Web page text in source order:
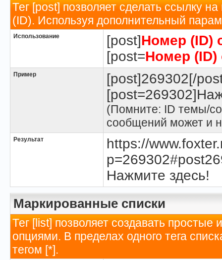
Тег [post] позволяет сделать ссылку
(ID). Используя дополнительный
Использование [post]Номер (ID)
[post=Номер
Пример
[post]269302[/
(Помните: ID темы/
сообщений может и
Результат
https://
Нажмите здесь!
Маркированные списки
Тег [list] позволяет создавать
опциями. В пределах одного тега
тегом [*].